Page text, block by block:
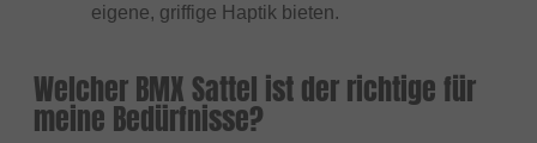
eigene, griffige Haptik bieten.
Welcher BMX Sattel ist der richtige für
meine Bedürfnisse?